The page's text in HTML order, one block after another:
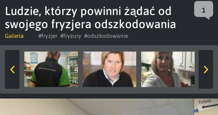
Ludzie, którzy powinni żądać od
swojego fryzjera odszkodowania
1
Galeria #fryzjer #fryzury #odszkodowanie